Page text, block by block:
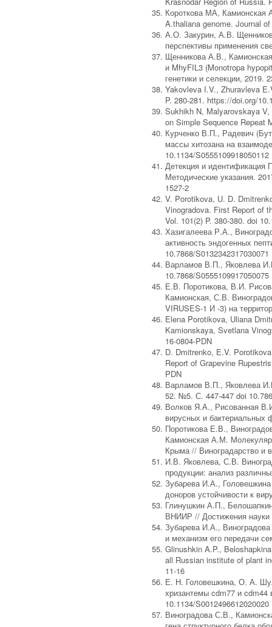
Короткова МА, Камионская
A.thaliana genome. Journal
А.О. Закурин, А.В.
перспективы применения
Щенникова А.В.,
и MhyFIL3 (Monotropa
генетики и селекции, 2019.
Yakovleva I.V., Zhuravleva
P. 280-281. https://doi.org/
Sukhikh N, Malyarovskaya
on Simple Sequence Repeat
Курченко В.П., Радевич
массы хитозана на
10.1134/S0555109918050112
Детекция и идентификация
Методические указания.
1527-2
V. Porotikova, U. D.
Vinogradova. First Report of
Vol. 101(2) P. 380-380. doi
Хазигалеева Р.А.,
активность эндогенных
10.7868/S0132342317030071
Варламов В.П., Яковлева
10.7868/S0555109917050075
Е.В. Поротикова, В.И.
Камионская, С.В.
VIRUSES-1 И -3) на
Elena Porotikova, Uliana
Kamionskaya, Svetlana
16-0804-PDN
D. Dmitrenko, E.V.
Report of Grapevine
PDN
Варламов В.П., Яковлева
52. №5. С. 447-447 doi
Волков Я.А., Рисованная
вирусных и бактериальных
Поротикова Е.В.,
Камионская А.М.
Крыма // Виноградарство и
И.В. Яковлева, С.В.
продукции: анализ
Зубарева И.А.,
доноров устойчивости к
Глинушкин А.П.,
ВНИИР // Достижения
Зубарева И.А.,
и механизм его передачи
Glinushkin A.P.,
all Russian institute of plant
11-16
Е. Н. Головешкина, О. А.
хризантемы cdm77 и
10.1134/S0012496612020020
Виноградова С.В.,